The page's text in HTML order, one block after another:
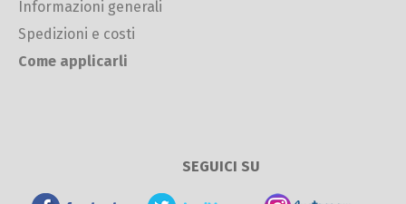
Informazioni generali
Spedizioni e costi
Come applicarli
SEGUICI SU